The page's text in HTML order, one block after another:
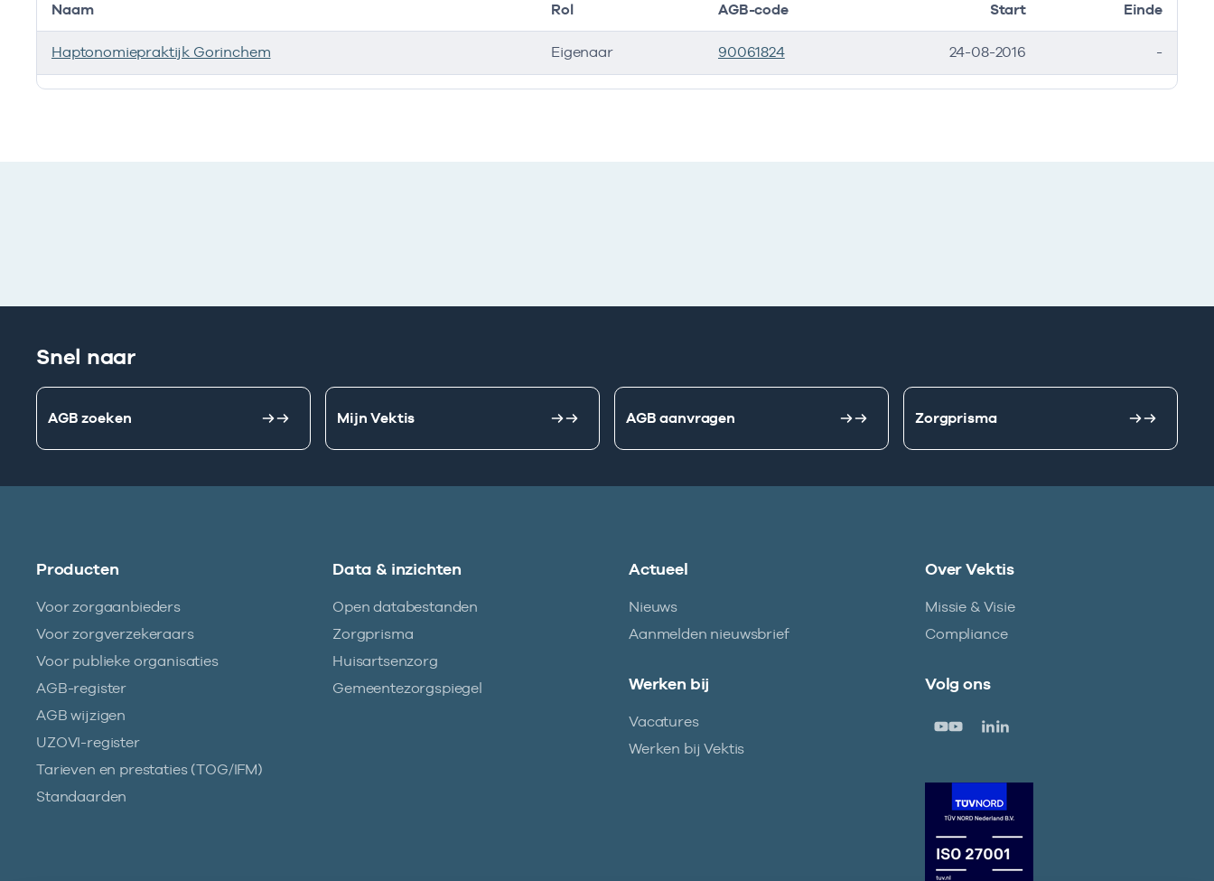
Ik heb een arbeidsrelatie met
Naam Rol AGB-code Start Einde
Haptonomiepraktijk Gorinchem Eigenaar 90061824 24-08-2016 -
Snel naar
AGB zoeken Mijn Vektis AGB aanvragen Zorgprisma
Producten
Voor zorgaanbieders
Voor zorgverzekeraars
Voor publieke organisaties
AGB-register
AGB wijzigen
UZOVI-register
Tarieven en prestaties (TOG/IFM)
Standaarden
Data & inzichten
Open databestanden
Zorgprisma
Huisartsenzorg
Gemeentezorgspiegel
Actueel
Nieuws
Aanmelden nieuwsbrief
Over Vektis
Missie & Visie
Compliance
Werken bij
Vacatures
Werken bij Vektis
Volg ons